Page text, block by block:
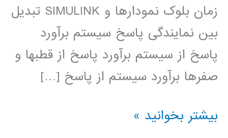
زمان بلوک نمودارها و SIMULINK تبدیل
بین نمایندگی پاسخ سیستم برآورد
پاسخ از سیستم برآورد پاسخ از قطبها و
صفرها برآورد سیستم از پاسخ […]
سیستم
بیشتر بخوانید »